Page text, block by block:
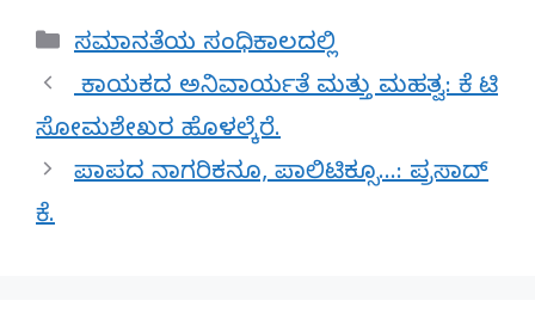
Categories
ಸಮಾನತೆಯ ಸಂಧಿಕಾಲದಲ್ಲಿ
ಕಾಯಕದ ಅನಿವಾರ್ಯತೆ ಮತ್ತು ಮಹತ್ವ: ಕೆ ಟಿ
ಸೋಮಶೇಖರ ಹೊಳಲ್ಕೆರೆ.
ಪಾಪದ ನಾಗರಿಕನೂ, ಪಾಲಿಟಿಕ್ಸೂ…: ಪ್ರಸಾದ್
ಕೆ.